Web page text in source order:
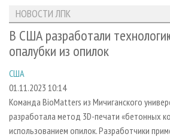
ЛЕСОЗАГОТОВКА
ЛЕСОПИЛЕНИЕ
СУШКА ДРЕВЕСИНЫ
ПРОИЗВОДСТВО ДРЕВЕСНЫХ ПЛИТ
ДЕРЕВЯННОЕ ДОМОСТРОЕНИЕ
НОВОСТИ ЛПК
НОВОСТИ ЖУРНАЛА
ПРОЕКТЫ ЛПИ
АНАЛИТИКА
ПРЕДПРИЯТИЯ ЛПК
ПЕРСОНЫ
МОБИЛЬНЫЕ ВЫСТАВКИ
ОФИЦИАЛЬНЫЕ ДЕЛЕГАЦИИ
АРХИВ
АРХИВ ЖУРНАЛОВ
О ЖУРНАЛЕ
КОНТАКТЫ
РЕКЛАМОДАТЕЛЯМ
РЕКЛАМА
РЕКЛАМА НА САЙТЕ
НОВОСТИ ЛПК
В США разработали
опалубки из опилок
США
01.11.2023 10:14
Команда BioMatters из Мичиганского
разработала метод 3D-печати «бетонных
использованием опилок. Разработчики